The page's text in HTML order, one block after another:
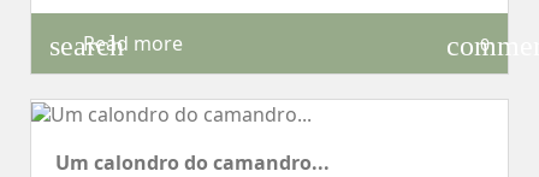
search
Read more 0
Um calondro do camandro...